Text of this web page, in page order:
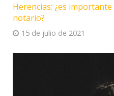
Herencias: ¿es
notario?
15 de julio de 2021